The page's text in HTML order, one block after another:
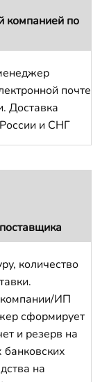
компанией по
почте
Доставка
и СНГ
количество
ИП
сформирует
и резерв на
банковских
на